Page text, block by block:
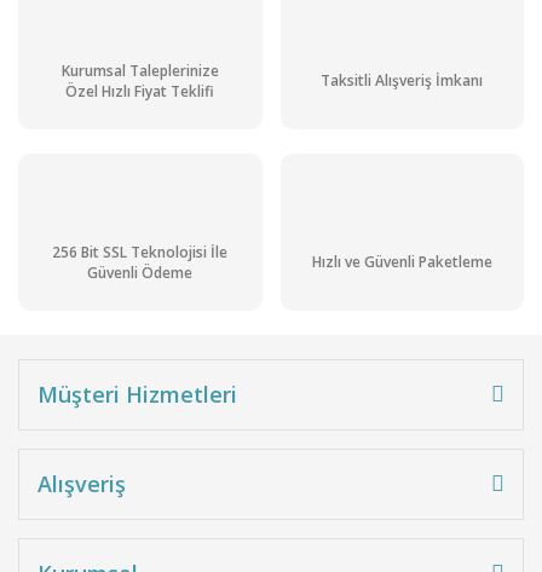
Kurumsal Taleplerinize
Özel Hızlı Fiyat Teklifi
Taksitli Alışveriş İmkanı
256 Bit SSL Teknolojisi İle
Güvenli Ödeme
Hızlı ve Güvenli Paketleme
Müşteri Hizmetleri
Alışveriş